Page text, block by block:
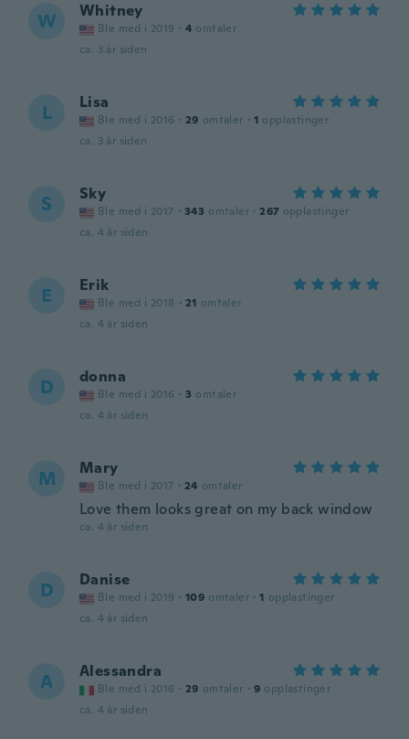
W Whitney
Ble med i 2019 · 4 omtaler
ca. 3 år siden
L Lisa
Ble med i 2016 · 29 omtaler · 1 opplastinger
ca. 3 år siden
S Sky
Ble med i 2017 · 343 omtaler · 267 opplastinger
ca. 4 år siden
E Erik
Ble med i 2018 · 21 omtaler
ca. 4 år siden
D donna
Ble med i 2016 · 3 omtaler
ca. 4 år siden
M Mary
Ble med i 2017 · 24 omtaler
Love them looks great on my back window
ca. 4 år siden
D Danise
Ble med i 2019 · 109 omtaler · 1 opplastinger
ca. 4 år siden
A Alessandra
Ble med i 2016 · 29 omtaler · 9 opplastinger
ca. 4 år siden